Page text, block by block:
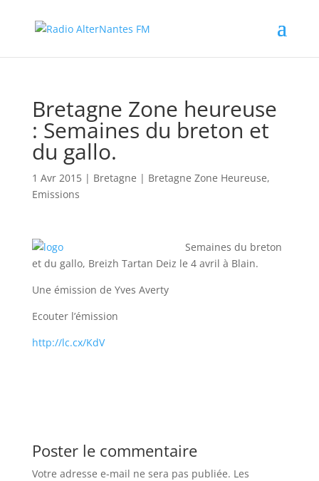
Bretagne Zone heureuse
: Semaines du breton et
du gallo.
1 Avr 2015| Bretagne | Bretagne Zone Heureuse,
Emissions
Semaines du breton
et du gallo, Breizh Tartan Deiz le 4 avril à Blain.
Une émission de Yves Averty
Ecouter l’émission
http://lc.cx/KdV
Poster le commentaire
Votre adresse e-mail ne sera pas publiée. Les